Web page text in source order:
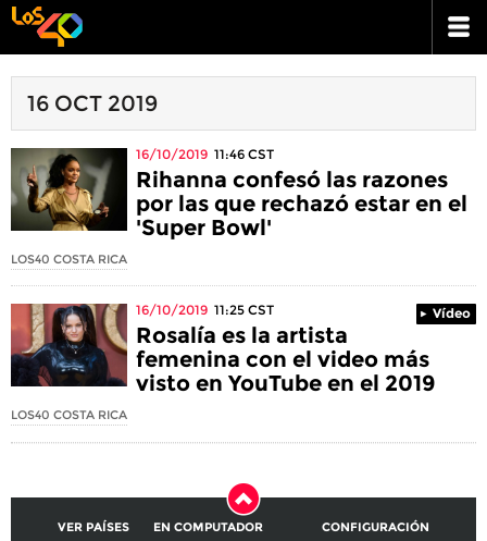
16 OCT 2019
16/10/2019 11:46 CST
Rihanna confesó las razones
por las que rechazó estar en el
'Super Bowl'
LOS40 COSTA RICA
16/10/2019 11:25 CST Vídeo
Rosalía es la artista
femenina con el video más
visto en YouTube en el 2019
LOS40 COSTA RICA
VER PAÍSES EN COMPUTADOR CONFIGURACIÓN